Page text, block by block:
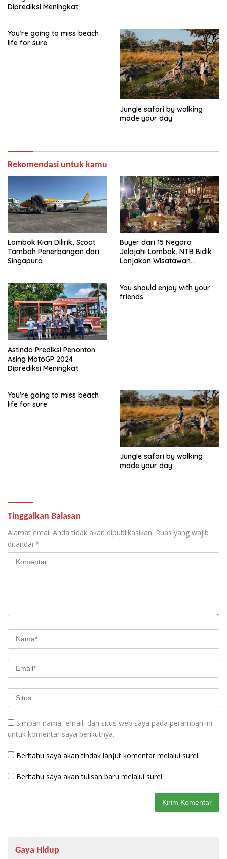
Diprediksi Meningkat
You’re going to miss beach
life for sure
Jungle safari by walking
made your day
Rekomendasi untuk kamu
Lombok Kian Dilirik, Scoot
Tambah Penerbangan dari
Singapura
Buyer dari 15 Negara
Jelajahi Lombok, NTB Bidik
Lonjakan Wisatawan
Astindo Prediksi Penonton
Asing MotoGP 2024
Diprediksi Meningkat
You should enjoy with your
friends
You’re going to miss beach
life for sure
Jungle safari by walking
made your day
Tinggalkan Balasan
Alamat email Anda tidak akan dipublikasikan. Ruas yang wajib
ditandai *
Simpan nama, email, dan situs web saya pada peramban ini
untuk komentar saya berikutnya.
Beritahu saya akan tindak lanjut komentar melalui surel.
Beritahu saya akan tulisan baru melalui surel.
Gaya Hidup